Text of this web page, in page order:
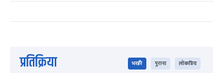
प्रतिक्रिया भर्खरै पुराना लोकप्रिय